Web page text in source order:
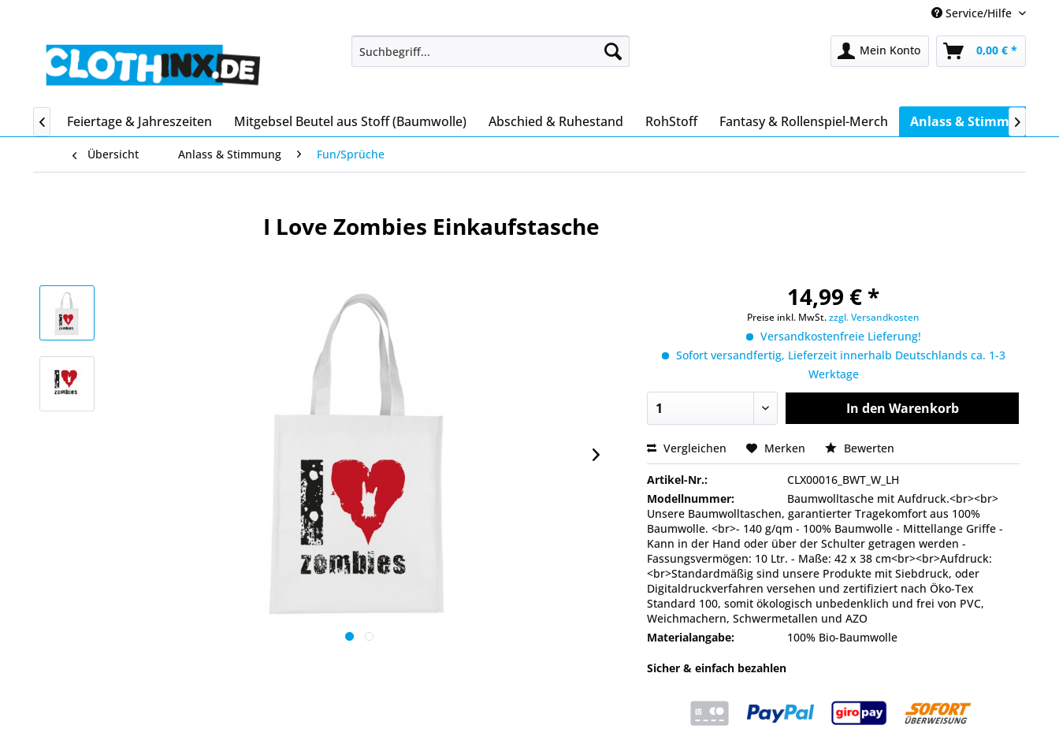
Service/Hilfe
Mein Konto 0,00 € *
Home Feiertage & Jahreszeiten Mitgebsel Beutel aus Stoff (Baumwolle) Abschied & Ruhestand RohStoff Fantasy & Rollenspiel-Merch Anlass & Stimmung
 
Übersicht Anlass & Stimmung Fun/Sprüche
I Love Zombies Einkaufstasche
14,99 € *
Preise inkl. MwSt.zzgl. Versandkosten
Versandkostenfreie Lieferung!
Sofort versandfertig, Lieferzeit innerhalb Deutschlands ca. 1-3
Werktage
In den Warenkorb
Vergleichen Merken Bewerten
Artikel-Nr.:
CLX00016_BWT_W_LH
Modellnummer:
Baumwolltasche mit Aufdruck.<br><br>
Unsere Baumwolltaschen, garantierter Tragekomfort aus 100%
Baumwolle. <br>- 140 g/qm - 100% Baumwolle - Mittellange Griffe -
Kann in der Hand oder über der Schulter getragen werden -
Fassungsvermögen: 10 Ltr. - Maße: 42 x 38 cm<br><br>Aufdruck:
<br>Standardmäßig sind unsere Produkte mit Siebdruck, oder
Digitaldruckverfahren versehen und zertifiziert nach Öko-Tex
Standard 100, somit ökologisch unbedenklich und frei von PVC,
Weichmachern, Schwermetallen und AZO
Materialangabe:
100% Bio-Baumwolle
Sicher & einfach bezahlen